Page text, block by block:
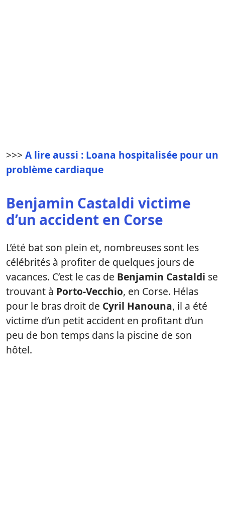
>>> A lire aussi : Loana hospitalisée pour un
problème cardiaque
Benjamin Castaldi victime
d’un accident en Corse
L’été bat son plein et, nombreuses sont les
célébrités à profiter de quelques jours de
vacances. C’est le cas de Benjamin Castaldi se
trouvant à Porto-Vecchio, en Corse. Hélas
pour le bras droit de Cyril Hanouna, il a été
victime d’un petit accident en profitant d’un
peu de bon temps dans la piscine de son
hôtel.